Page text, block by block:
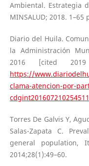
Ambiental. Estrategia
MINSALUD; 2018. 1–65
Diario del Huila.
la Administración
2016 [cited
https://
clama-atencion-por-
Torres De Galvis Y,
Salas-Zapata C.
general population,
2014;28(1):49–60.